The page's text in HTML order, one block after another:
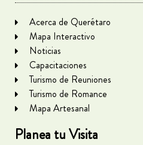
Acerca de Querétaro
Mapa Interactivo
Noticias
Capacitaciones
Turismo de Reuniones
Turismo de Romance
Mapa Artesanal
Planea tu Visita